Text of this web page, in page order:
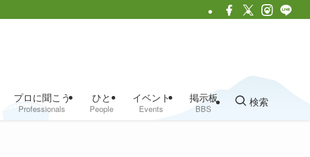
プロに聞こう
Professionals
ひと
People
イベント
Events
掲示板
BBS
検索